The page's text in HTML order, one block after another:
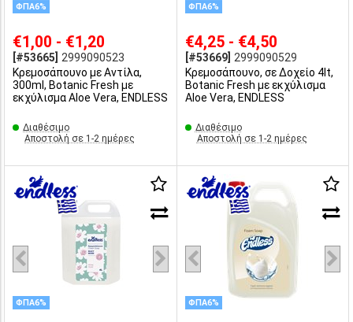
ΦΠΑ6%
€1,00 - €1,20
[#53665]
2999090523
Κρεμοσάπουνο με Αντίλα,
300ml, Botanic Fresh με
εκχύλισμα Aloe Vera, ENDLESS
Διαθέσιμο
Αποστολή σε 1-2 ημέρες
ΦΠΑ6%
€4,25 - €4,50
[#53669] 2999090529
Κρεμοσάπουνο, σε Δοχείο 4lt,
Botanic Fresh με εκχύλισμα
Aloe Vera, ENDLESS
Διαθέσιμο
Αποστολή σε 1-2 ημέρες
ΦΠΑ6% ΦΠΑ6%